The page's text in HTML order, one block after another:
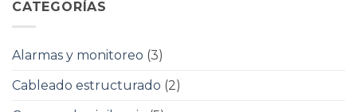
CATEGORÍAS
Alarmas y monitoreo (3)
Cableado estructurado (2)